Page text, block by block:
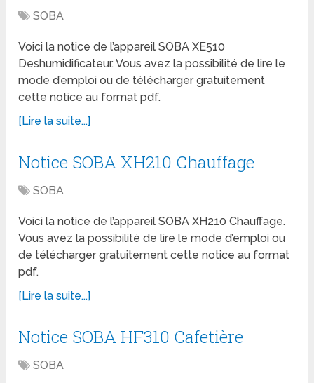
SOBA
Voici la notice de l’appareil SOBA XE510
Deshumidificateur. Vous avez la possibilité de lire le
mode d’emploi ou de télécharger gratuitement
cette notice au format pdf.
[Lire la suite...]
Notice SOBA XH210 Chauffage
SOBA
Voici la notice de l’appareil SOBA XH210 Chauffage.
Vous avez la possibilité de lire le mode d’emploi ou
de télécharger gratuitement cette notice au format
pdf.
[Lire la suite...]
Notice SOBA HF310 Cafetière
SOBA